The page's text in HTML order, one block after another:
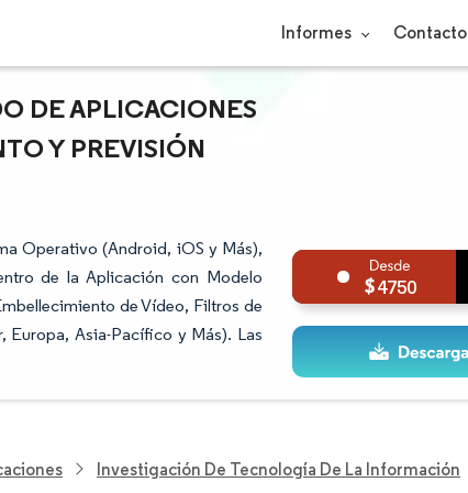
Informes Contacto
DE APLICACIONES
Y PREVISIÓN
Operativo (Android, iOS y Más),
de la Aplicación con Modelo
de Vídeo, Filtros de
Europa, Asia-Pacífico y Más). Las
4750
Investigación De Tecnología De La Información